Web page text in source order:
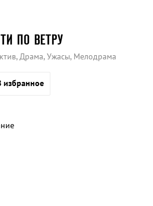
ПО ВЕТРУ
Драма, Ужасы, Мелодрама
избранное